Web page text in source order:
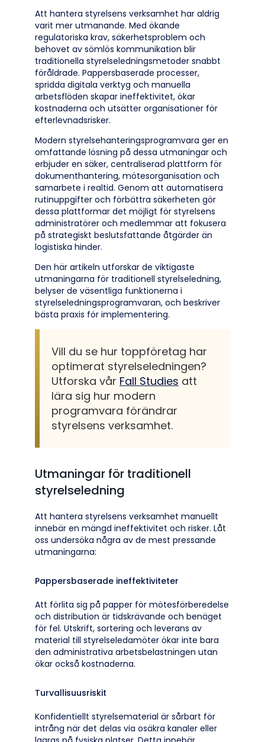
Att hantera styrelsens verksamhet har aldrig
varit mer utmanande. Med ökande
regulatoriska krav, säkerhetsproblem och
behovet av sömlös kommunikation blir
traditionella styrelseledningsmetoder snabbt
föråldrade. Pappersbaserade processer,
spridda digitala verktyg och manuella
arbetsflöden skapar ineffektivitet, ökar
kostnaderna och utsätter organisationer för
efterlevnadsrisker.
Modern styrelsehanteringsprogramvara ger en
omfattande lösning på dessa utmaningar och
erbjuder en säker, centraliserad plattform för
dokumenthantering, mötesorganisation och
samarbete i realtid. Genom att automatisera
rutinuppgifter och förbättra säkerheten gör
dessa plattformar det möjligt för styrelsens
administratörer och medlemmar att fokusera
på strategiskt beslutsfattande åtgärder än
logistiska hinder.
Den här artikeln utforskar de viktigaste
utmaningarna för traditionell styrelseledning,
belyser de väsentliga funktionerna i
styrelseledningsprogramvaran, och beskriver
bästa praxis för implementering.
Vill du se hur toppföretag har
optimerat styrelseledningen?
Utforska vår Fall Studies att
lära sig hur modern
programvara förändrar
styrelsens verksamhet.
Utmaningar för traditionell
styrelseledning
Att hantera styrelsens verksamhet manuellt
innebär en mängd ineffektivitet och risker. Låt
oss undersöka några av de mest pressande
utmaningarna:
Pappersbaserade ineffektiviteter
Att förlita sig på papper för mötesförberedelse
och distribution är tidskrävande och benäget
för fel. Utskrift, sortering och leverans av
material till styrelseledamöter ökar inte bara
den administrativa arbetsbelastningen utan
ökar också kostnaderna.
Turvallisuusriskit
Konfidentiellt styrelsematerial är sårbart för
intrång när det delas via osäkra kanaler eller